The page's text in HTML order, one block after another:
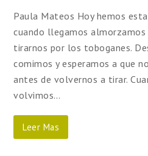
Paula Mateos Hoy hemos
cuando llegamos almorzamos
tirarnos por los toboganes.
comimos y esperamos a que
antes de volvernos a tirar.
volvimos…
Leer Mas